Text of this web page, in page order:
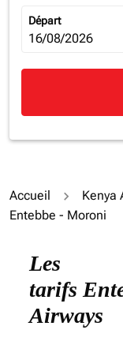
Départ
fc-booking-
16/08/2026
Accueil Kenya
Entebbe - Moroni
Les
tarifs
Airways
Essayez de